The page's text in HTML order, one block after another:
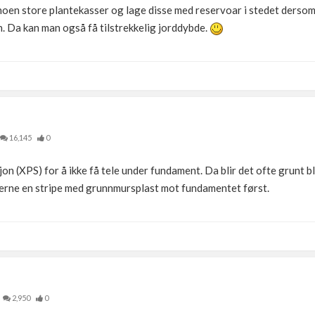
store plantekasser og lage disse med reservoar i stedet
Da kan man også få tilstrekkelig jorddybde.
16,145 0
(XPS) for å ikke få tele under fundament. Da blir det ofte grunt
en stripe med grunnmursplast mot fundamentet først.
2,950 0